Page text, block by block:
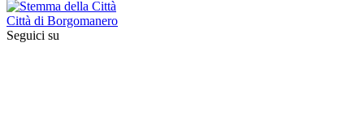
Città di Borgomanero
Seguici su